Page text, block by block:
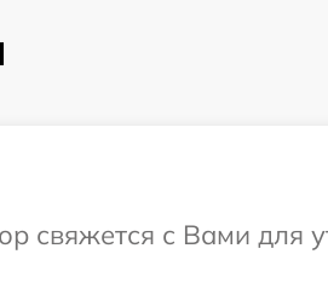
свяжется с Вами для